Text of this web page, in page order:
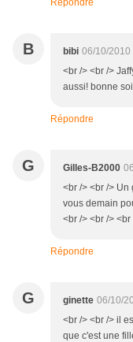
Répondre
B bibi 06/10/2010
<br /> <br />
aussi! bonne
Répondre
G Gilles-B2000
<br /> <br />
vous demain
<br /> <br /> <br
Répondre
G ginette 06/10/
<br /> <br /> il
que c'est une